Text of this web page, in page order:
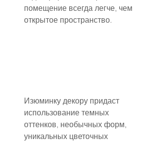
помещение всегда легче, чем
открытое пространство.
Изюминку декору придаст
использование темных
оттенков, необычных форм,
уникальных цветочных